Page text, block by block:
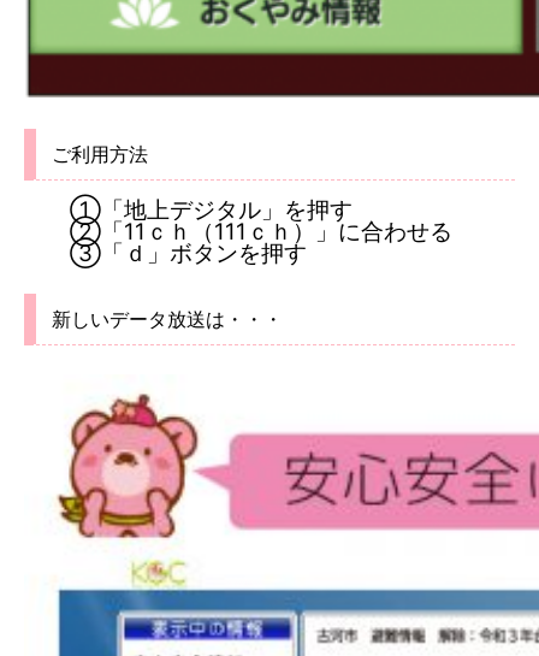
ご利用方法
①「地上デジタル」を押す
②「11ｃｈ（111ｃｈ）」に合わせる
③「ｄ」ボタンを押す
新しいデータ放送は・・・